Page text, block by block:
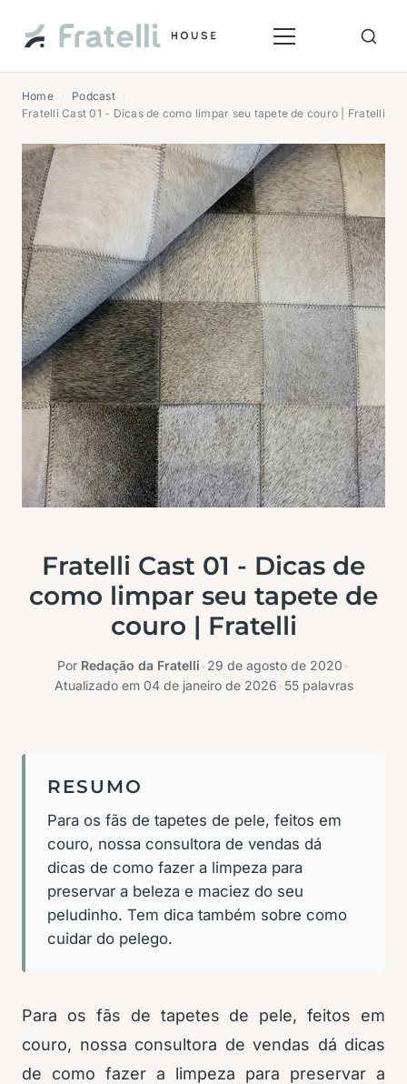
Home Podcast
Fratelli Cast 01 - Dicas de como limpar seu tapete de couro | Fratelli
Fratelli Cast 01 - Dicas de
como limpar seu tapete de
couro | Fratelli
Por Redação da Fratelli 29 de agosto de 2020
Atualizado em 04 de janeiro de 2026 55 palavras
RESUMO
Para os fãs de tapetes de pele, feitos em
couro, nossa consultora de vendas dá
dicas de como fazer a limpeza para
preservar a beleza e maciez do seu
peludinho. Tem dica também sobre como
cuidar do pelego.
Para os fãs de tapetes de pele, feitos em
couro, nossa consultora de vendas dá dicas
de como fazer a limpeza para preservar a